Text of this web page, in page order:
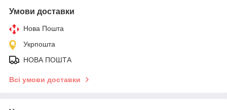
Умови доставки
Нова Пошта
Укрпошта
НОВА ПОШТА
Всі умови доставки